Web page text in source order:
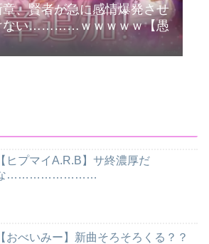
、賢者が急に感情爆発させ
ない…………ｗｗｗｗｗ【愚
【ヒプマイA.R.B】サ終濃厚だ
……………………
【おべいみー】新曲そろそろくる？？